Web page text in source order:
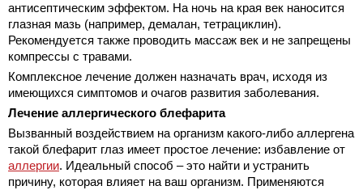
антисептическим эффектом. На ночь на края век наносится
глазная мазь (например, демалан, тетрациклин).
Рекомендуется также проводить массаж век и не запрещены
компрессы с травами.
Комплексное лечение должен назначать врач, исходя из
имеющихся симптомов и очагов развития заболевания.
Лечение аллергического блефарита
Вызванный воздействием на организм какого-либо аллергена
такой блефарит глаз имеет простое лечение: избавление от
аллергии. Идеальный способ – это найти и устранить
причину, которая влияет на ваш организм. Применяются